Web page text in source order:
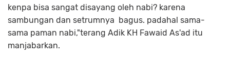
kenpa bisa sangat disayang oleh nabi? karena
sambungan dan setrumnya bagus. padahal sama-
sama paman nabi,"terang Adik KH Fawaid As'ad itu
manjabarkan.